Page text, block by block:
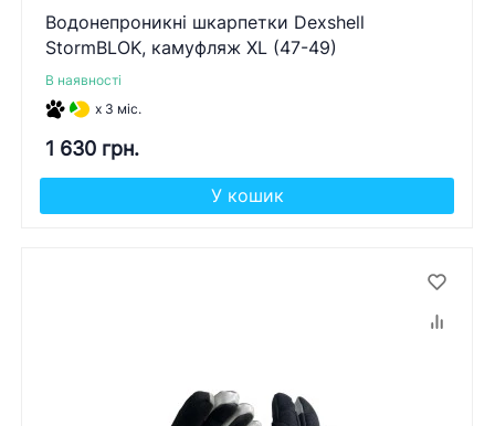
Водонепроникні шкарпетки Dexshell
StormBLOK, камуфляж XL (47-49)
В наявності
x 3 міс.
1 630 грн.
У кошик